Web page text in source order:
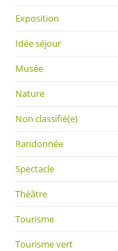
Exposition
Idée séjour
Musée
Nature
Non classifié(e)
Randonnée
Spectacle
Théâtre
Tourisme
Tourisme vert